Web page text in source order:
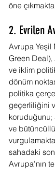
öne
2. Evrilen
Avrupa Yeşil
Green
ve iklim
dönüm
politika
geçerliliğini
koruduğunu;
ve
sahadaki
Avrupa’nın